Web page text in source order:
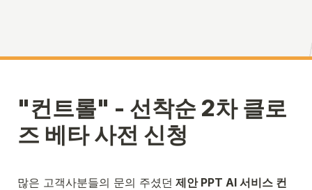
"컨트롤" - 선착순 2차 클로
즈 베타 사전 신청
많은 고객사분들의 문의 주셨던 제안 PPT AI 서비스 컨